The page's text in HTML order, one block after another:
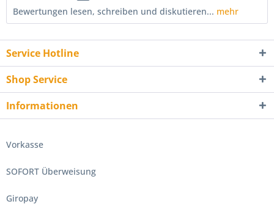
Bewertungen lesen, schreiben und diskutieren... mehr
Service Hotline
Shop Service
Informationen
Vorkasse
SOFORT Überweisung
Giropay